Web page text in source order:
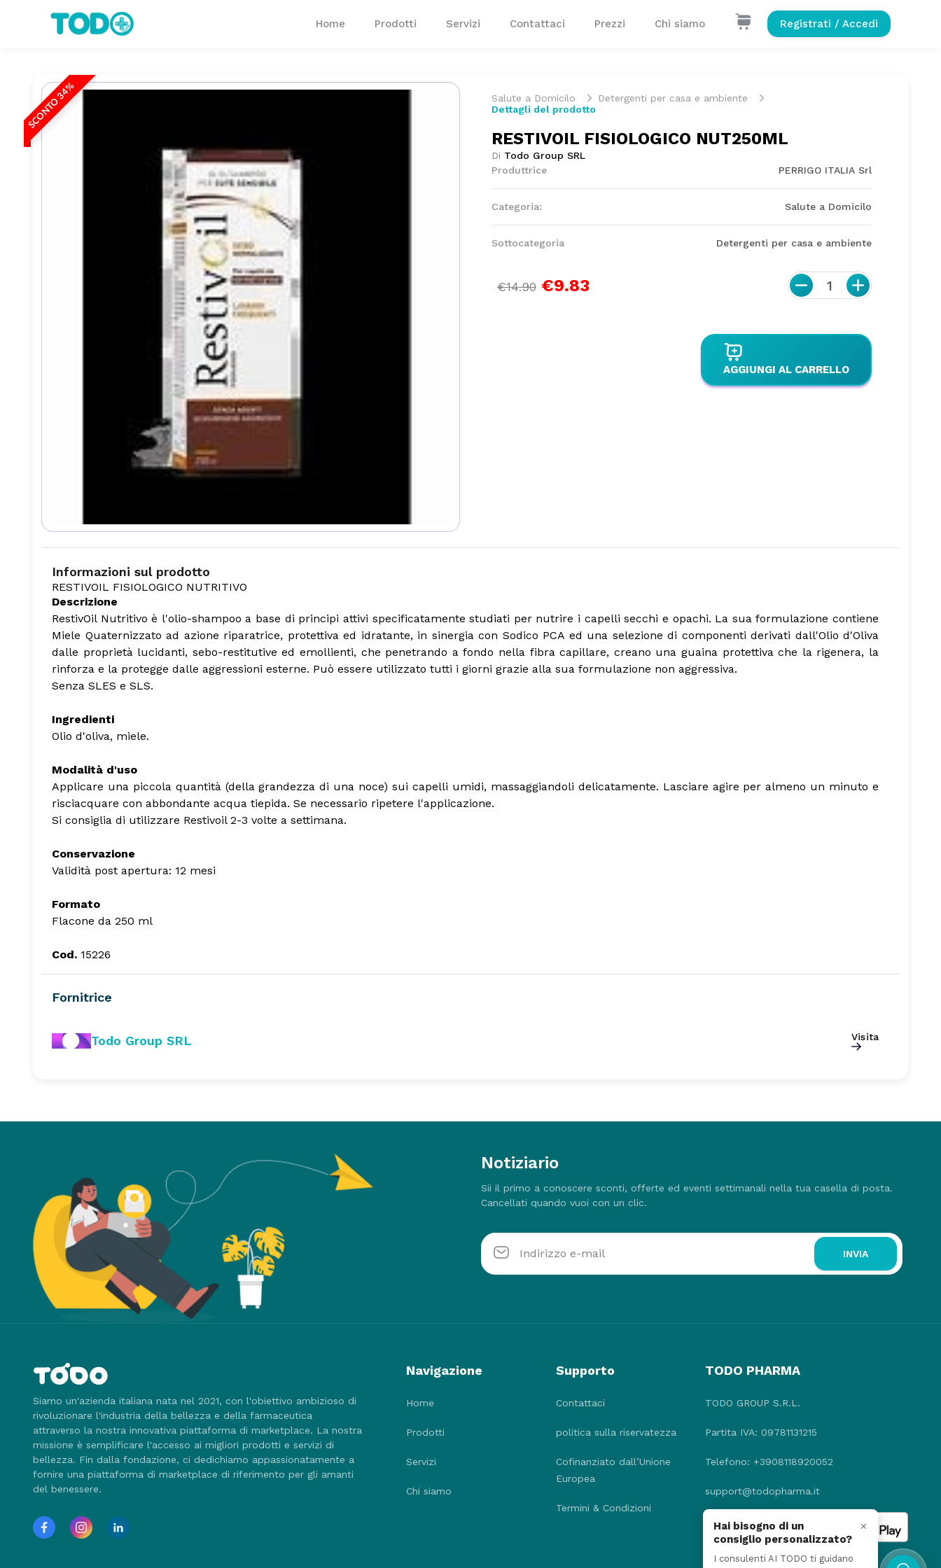
Home Prodotti Servizi Contattaci Prezzi Chi siamo Registrati / Accedi
SCONTO 34% Salute a Domicilo
Detergenti per casa e ambiente
Dettagli del prodotto
RESTIVOIL FISIOLOGICO NUT250ML
Di Todo Group SRL
Produttrice
PERRIGO ITALIA Srl
Categoria: Salute a Domicilo
Sottocategoria Detergenti per casa e ambiente
€14.90 €9.83 1
AGGIUNGI AL CARRELLO
Informazioni sul prodotto
RESTIVOIL FISIOLOGICO NUTRITIVO
Descrizione
RestivOil Nutritivo è l'olio-shampoo a base di principi attivi specificatamente studiati per nutrire i capelli secchi e opachi. La sua formulazione contiene
Miele Quaternizzato ad azione riparatrice, protettiva ed idratante, in sinergia con Sodico PCA ed una selezione di componenti derivati dall'Olio d'Oliva
dalle proprietà lucidanti, sebo-restitutive ed emollienti, che penetrando a fondo nella fibra capillare, creano una guaina protettiva che la rigenera, la
rinforza e la protegge dalle aggressioni esterne. Può essere utilizzato tutti i giorni grazie alla sua formulazione non aggressiva.
Senza SLES e SLS.
Ingredienti
Olio d'oliva, miele.
Modalità d'uso
Applicare una piccola quantità (della grandezza di una noce) sui capelli umidi, massaggiandoli delicatamente. Lasciare agire per almeno un minuto e
risciacquare con abbondante acqua tiepida. Se necessario ripetere l'applicazione.
Si consiglia di utilizzare Restivoil 2-3 volte a settimana.
Conservazione
Validità post apertura: 12 mesi
Formato
Flacone da 250 ml
Cod. 15226
Fornitrice
Todo Group SRL Visita
Hai bisogno di un
consiglio personalizzato?
×
I consulenti AI TODO ti guidano
Notiziario
Sii il primo a conoscere sconti, offerte ed eventi settimanali nella tua casella di posta.
Cancellati quando vuoi con un clic.
INVIA
Siamo un'azienda italiana nata nel 2021, con l'obiettivo ambizioso di
rivoluzionare l'industria della bellezza e della farmaceutica
attraverso la nostra innovativa piattaforma di marketplace. La nostra
missione è semplificare l'accesso ai migliori prodotti e servizi di
bellezza. Fin dalla fondazione, ci dedichiamo appassionatamente a
fornire una piattaforma di marketplace di riferimento per gli amanti
del benessere.
Navigazione
Home
Prodotti
Servizi
Chi siamo
Supporto
Contattaci
politica sulla riservatezza
Cofinanziato dall’Unione
Europea
Termini & Condizioni
TODO PHARMA
TODO GROUP S.R.L.
Partita IVA: 09781131215
Telefono: +3908118920052
support@todopharma.it